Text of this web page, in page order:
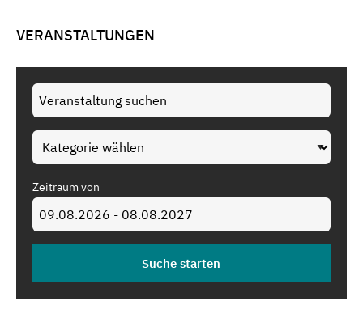
VERANSTALTUNGEN
Zeitraum von